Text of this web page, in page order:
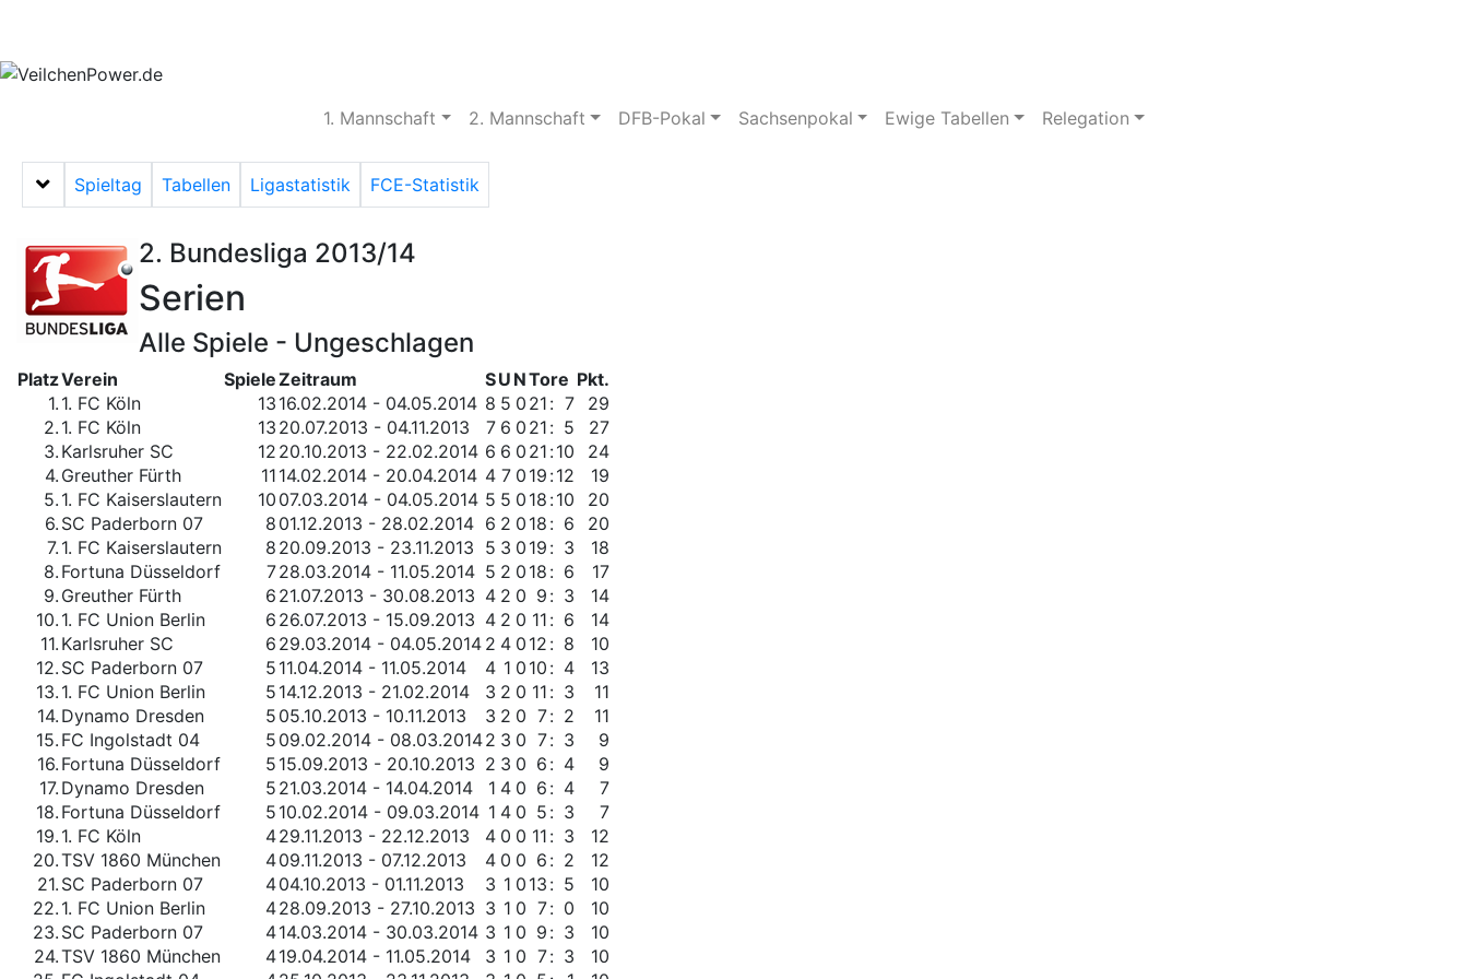
1. Mannschaft 2. Mannschaft DFB-Pokal Sachsenpokal Ewige Tabellen Relegation
Menü auf-/zuklappen
Spieltag Tabellen Ligastatistik FCE-Statistik
2. Bundesliga 2013/14
Serien
Alle Spiele - Ungeschlagen
PlatzVerein SpieleZeitraum SU NTore Pkt.
1. 1. FC Köln 13 16.02.2014 - 04.05.2014 8 5 0 21 : 7
29
2. 1. FC Köln 13 20.07.2013 - 04.11.2013 7 6 0 21 : 5
27
3. Karlsruher SC 12 20.10.2013 - 22.02.2014 6 6 0 21 :10
24
4. Greuther Fürth 11 14.02.2014 - 20.04.2014 4 7 0 19 :12
19
5. 1. FC Kaiserslautern 10 07.03.2014 - 04.05.2014 5 5 0 18 :10
20
6. SC Paderborn 07 8 01.12.2013 - 28.02.2014 6 2 0 18 : 6
20
7. 1. FC Kaiserslautern 8 20.09.2013 - 23.11.2013 5 3 0 19 : 3
18
8. Fortuna Düsseldorf 728.03.2014 - 11.05.2014 5 2 0 18 : 6
17
9. Greuther Fürth 6 21.07.2013 - 30.08.2013 4 2 0 9 : 3
14
10. 1. FC Union Berlin 6 26.07.2013 - 15.09.2013 4 2 0 11 : 6
14
11. Karlsruher SC 6 29.03.2014 - 04.05.2014 2 4 0 12 : 8
10
12. SC Paderborn 07 5 11.04.2014 - 11.05.2014 4 1 0 10 : 4
13
13. 1. FC Union Berlin 5 14.12.2013 - 21.02.2014 3 2 0 11 : 3
11
14. Dynamo Dresden 5 05.10.2013 - 10.11.2013 3 2 0 7: 2
11
15. FC Ingolstadt 04 5 09.02.2014 - 08.03.20142 3 0 7: 3
9
16. Fortuna Düsseldorf 5 15.09.2013 - 20.10.2013 2 3 0 6 : 4
9
17. Dynamo Dresden 5 21.03.2014 - 14.04.2014 1 4 0 6 : 4
7
18. Fortuna Düsseldorf 5 10.02.2014 - 09.03.2014 1 4 0 5 : 3
7
19. 1. FC Köln 429.11.2013 - 22.12.2013 4 0 0 11 : 3
12
20.TSV 1860 München 409.11.2013 - 07.12.2013 4 0 0 6 : 2
12
21. SC Paderborn 07 404.10.2013 - 01.11.2013 3 1 0 13 : 5
10
22. 1. FC Union Berlin 428.09.2013 - 27.10.2013 3 1 0 7: 0
10
23. SC Paderborn 07 414.03.2014 - 30.03.2014 3 1 0 9 : 3
10
24.TSV 1860 München 419.04.2014 - 11.05.2014 3 1 0 7: 3
10